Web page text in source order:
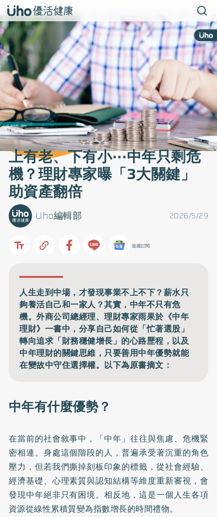
上有老、下有小⋯中年只剩危
機？理財專家曝「3大關鍵」
助資產翻倍
2026/5/29
Uho編輯部
追蹤訂閱
人生走到中場，才發現事業不上不下？薪水只
夠養活自己和一家人？其實，中年不只有危
機。外商公司總經理、理財專家雨果於《中年
理財》一書中，分享自己如何從「忙著選股」
轉向追求「財務穩健增長」的心路歷程，以及
中年理財的關鍵思維，只要善用中年優勢就能
在變故中守住選擇權。以下為原書摘文：
中年有什麼優勢？
在當前的社會敘事中，「中年」往往與焦慮、危機緊
密相連。身處這個階段的人，普遍承受著沉重的角色
壓力，但若我們撕掉刻板印象的標籤，從社會經驗、
經濟基礎、心理素質與認知結構等維度重新審視，會
發現中年絕非只有困境。相反地，這是一個人生各項
資源從線性累積質變為指數增長的時間禮物。